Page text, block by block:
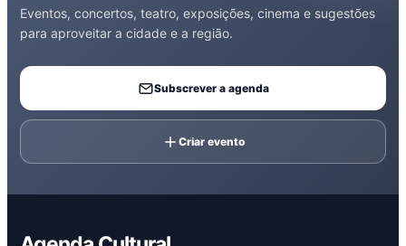
Eventos, concertos, teatro, exposições, cinema e sugestões
para aproveitar a cidade e a região.
Subscrever a agenda
Criar evento